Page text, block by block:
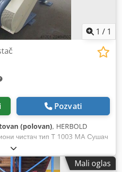
1 / 1
Pozvati
(polovan), HERBOLD
чистач тип T 1003 MA Сушач
чишћења сита по
Пречник ротора: око 900 mm
Погон: 75 kW
Mali oglas